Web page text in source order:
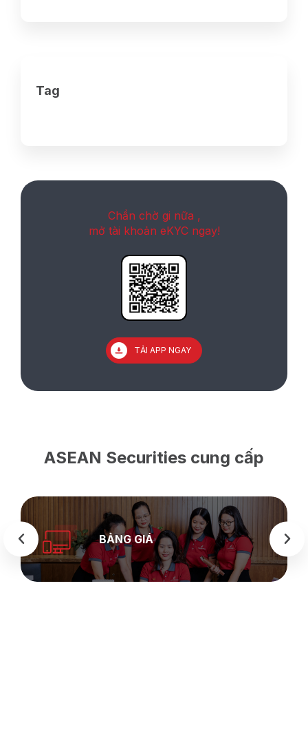
Tag
Chần chờ gi nữa ,
mở tài khoản eKYC ngay!
TẢI APP NGAY
ASEAN Securities cung cấp
BẢNG GIÁ